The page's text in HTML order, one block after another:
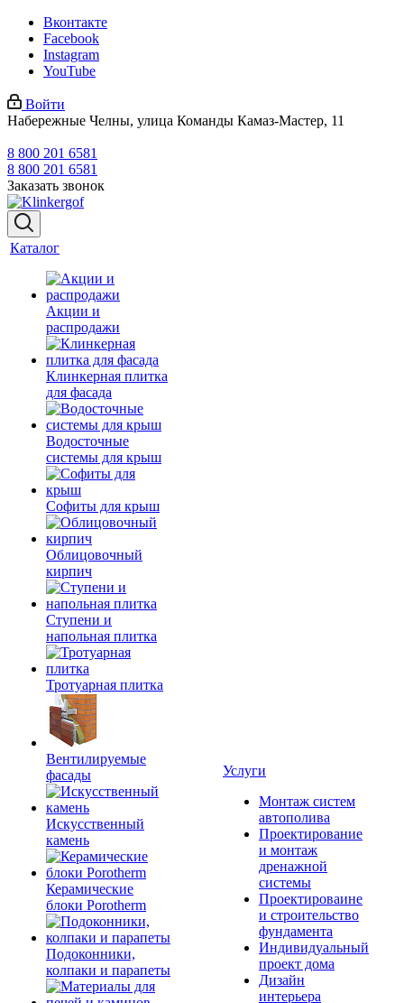
Вконтакте
Facebook
Instagram
YouTube
Войти
Набережные Челны, улица Команды Камаз-Мастер, 11
8 800 201 6581
8 800 201 6581
Заказать звонок
Каталог
Акции и
распродажи
Клинкерная плитка
для фасада
Водосточные
системы для крыш
Софиты для крыш
Облицовочный
кирпич
Ступени и
напольная плитка
Тротуарная плитка
Вентилируемые
фасады
Искусственный
камень
Керамические
блоки Porotherm
Подоконники,
колпаки и парапеты
Услуги
Монтаж систем
автополива
Проектирование
и монтаж
дренажной
системы
Проектироваине
и строительство
фундамента
Индивидуальный
проект дома
Дизайн
интерьера